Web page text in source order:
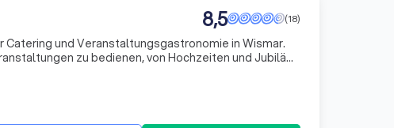
(18)
8,5
Catering und Veranstaltungsgastronomie in Wismar.
zu bedienen, von Hochzeiten und Jubiläen